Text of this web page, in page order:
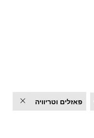
פאזלים וטריוויה